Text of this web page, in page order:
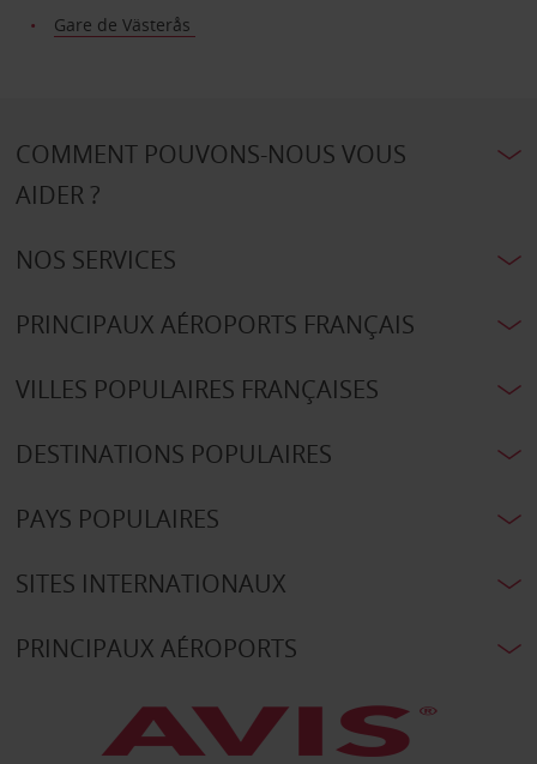
Gare de Västerås
COMMENT POUVONS-NOUS VOUS
AIDER ?
NOS SERVICES
PRINCIPAUX AÉROPORTS FRANÇAIS
VILLES POPULAIRES FRANÇAISES
DESTINATIONS POPULAIRES
PAYS POPULAIRES
SITES INTERNATIONAUX
PRINCIPAUX AÉROPORTS